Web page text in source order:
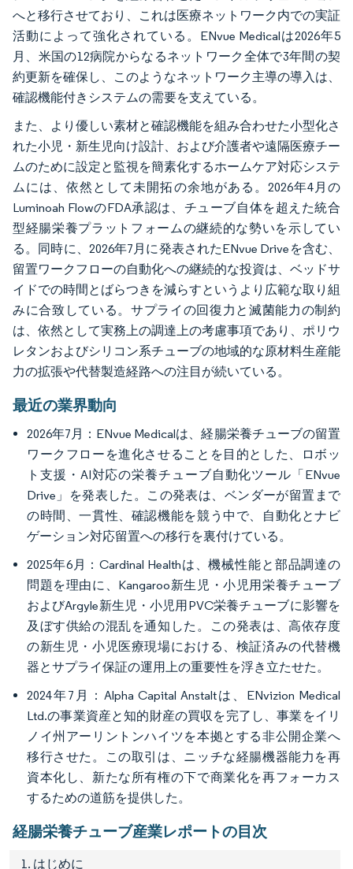
へと移行させており、これは医療ネットワーク内での実証
活動によって強化されている。ENvue Medicalは2026年5
月、米国の12病院からなるネットワーク全体で3年間の契
約更新を確保し、このようなネットワーク主導の導入は、
確認機能付きシステムの需要を支えている。
また、より優しい素材と確認機能を組み合わせた小型化さ
れた小児・新生児向け設計、および介護者や遠隔医療チー
ムのために設定と監視を簡素化するホームケア対応システ
ムには、依然として未開拓の余地がある。2026年4月の
Luminoah FlowのFDA承認は、チューブ自体を超えた統合
型経腸栄養プラットフォームの継続的な勢いを示してい
る。同時に、2026年7月に発表されたENvue Driveを含む、
留置ワークフローの自動化への継続的な投資は、ベッドサ
イドでの時間とばらつきを減らすというより広範な取り組
みに合致している。サプライの回復力と滅菌能力の制約
は、依然として実務上の調達上の考慮事項であり、ポリウ
レタンおよびシリコン系チューブの地域的な原材料生産能
力の拡張や代替製造経路への注目が続いている。
最近の業界動向
2026年7月：ENvue Medicalは、経腸栄養チューブの留置
ワークフローを進化させることを目的とした、ロボッ
ト支援・AI対応の栄養チューブ自動化ツール「ENvue
Drive」を発表した。この発表は、ベンダーが留置まで
の時間、一貫性、確認機能を競う中で、自動化とナビ
ゲーション対応留置への移行を裏付けている。
2025年6月：Cardinal Healthは、機械性能と部品調達の
問題を理由に、Kangaroo新生児・小児用栄養チューブ
およびArgyle新生児・小児用PVC栄養チューブに影響を
及ぼす供給の混乱を通知した。この発表は、高依存度
の新生児・小児医療現場における、検証済みの代替機
器とサプライ保証の運用上の重要性を浮き立たせた。
2024年7月：Alpha Capital Anstaltは、ENvizion Medical
Ltd.の事業資産と知的財産の買収を完了し、事業をイリ
ノイ州アーリントンハイツを本拠とする非公開企業へ
移行させた。この取引は、ニッチな経腸機器能力を再
資本化し、新たな所有権の下で商業化を再フォーカス
するための道筋を提供した。
経腸栄養チューブ産業レポートの目次
1. はじめに